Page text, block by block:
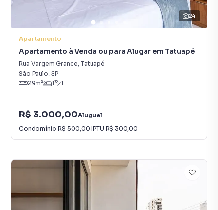
24
Apartamento
Apartamento à Venda ou para Alugar em Tatuapé
Rua Vargem Grande, Tatuapé
São Paulo, SP
29m² 1 1
R$ 3.000,00Aluguel
Condomínio R$ 500,00·IPTU R$ 300,00